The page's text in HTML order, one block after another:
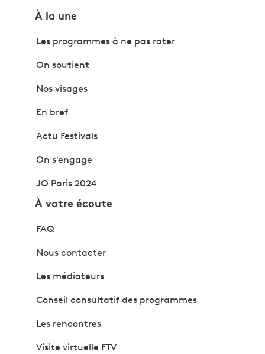
À la une
Les programmes à ne pas rater
On soutient
Nos visages
En bref
Actu Festivals
On s'engage
JO Paris 2024
À votre écoute
FAQ
Nous contacter
Les médiateurs
Conseil consultatif des programmes
Les rencontres
Visite virtuelle FTV